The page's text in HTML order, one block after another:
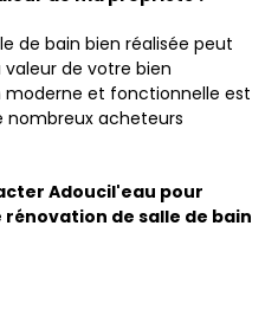
de bain bien réalisée peut
de votre bien
moderne et fonctionnelle est
acheteurs
Adoucil'eau pour
de salle de bain